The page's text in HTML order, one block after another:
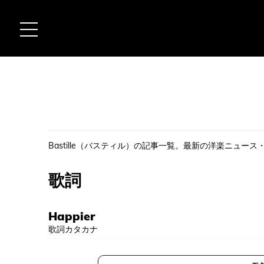
Bastille（バスティル）の記事一覧。最新の洋楽ニュー
歌詞
Happier
歌詞カタカナ